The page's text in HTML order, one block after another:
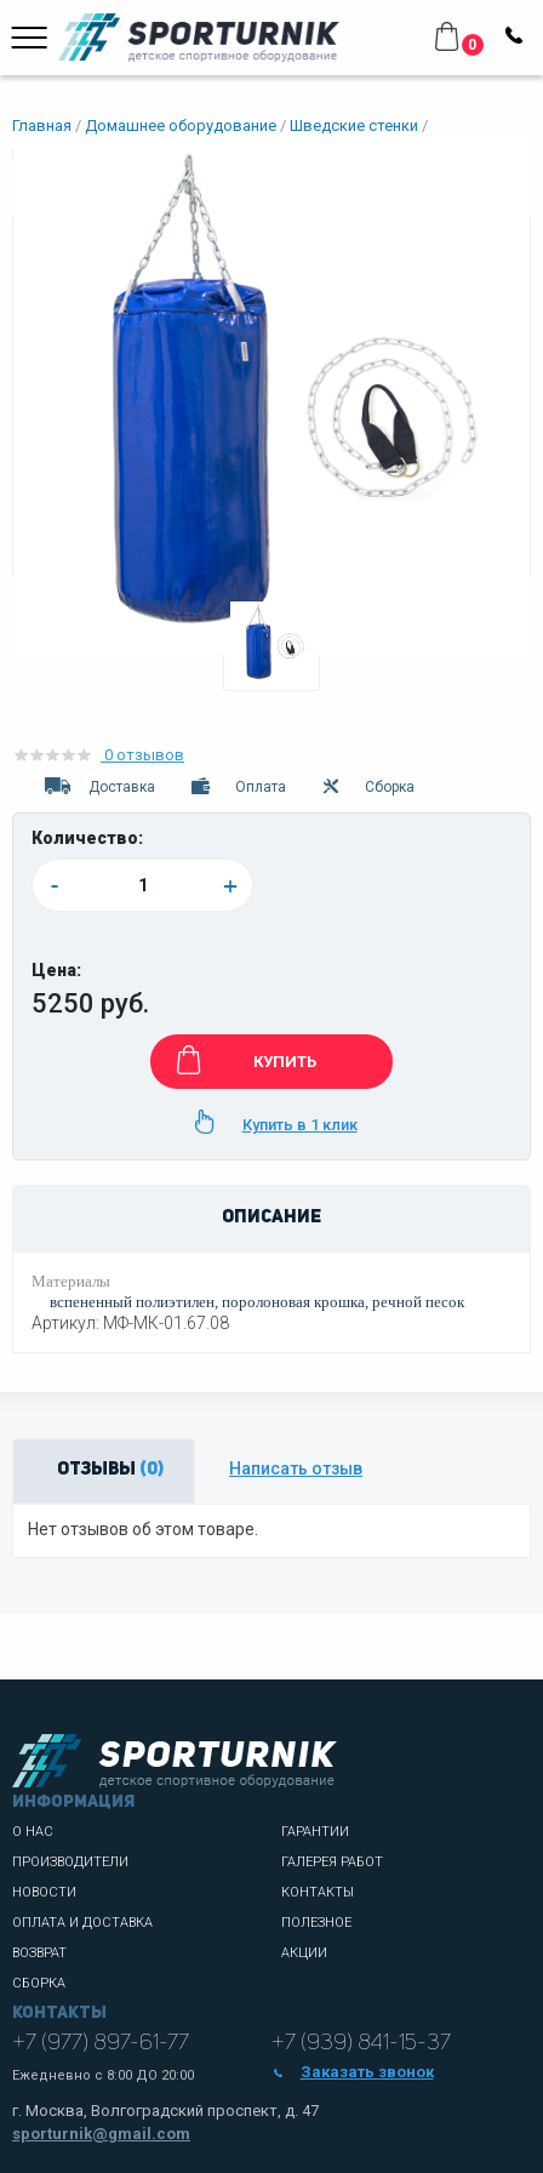
0
Главная Домашнее оборудование
Шведские стенки
Мешок боксерский 20 кг
Мешок боксерский 20 кг
0 отзывов
Доставка Оплата Сборка
Количество:
- +
Цена:
5250 руб.
КУПИТЬ
Купить в 1 клик
ОПИСАНИЕ
Материалы
вспененный полиэтилен, поролоновая крошка, речной песок
Артикул: МФ-МК-01.67.08
Отзывы (0) Написать отзыв
Нет отзывов об этом товаре.
информация
О НАС
ПРОИЗВОДИТЕЛИ
НОВОСТИ
ОПЛАТА И ДОСТАВКА
ВОЗВРАТ
СБОРКА
ГАРАНТИИ
ГАЛЕРЕЯ РАБОТ
КОНТАКТЫ
ПОЛЕЗНОЕ
АКЦИИ
Контакты
+7 (977) 897-61-77
Ежедневно с 8:00 ДО 20:00
+7 (939) 841-15-37
Заказать звонок
г. Москва, Волгоградский проспект, д. 47
sporturnik@gmail.com